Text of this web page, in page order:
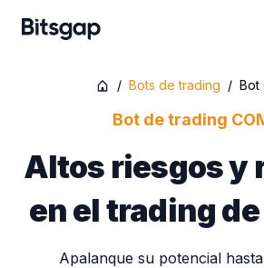
/ Bots de trading / Bot
Bot de trading
Altos riesgos y
en el trading
Apalanque su potencial